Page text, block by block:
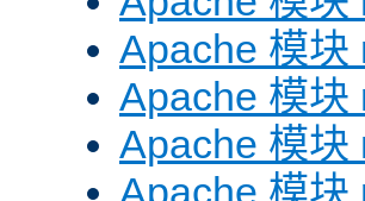
Apache 模块
Apache 模块
Apache 模块
Apache 模块